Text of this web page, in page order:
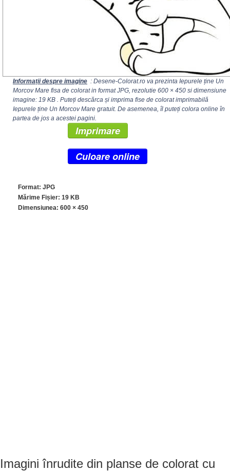
Informații despre imagine : Desene-Colorat.ro va prezinta Iepurele ține Un
Morcov Mare fisa de colorat in format JPG, rezolutie 600 × 450 si dimensiune
imagine: 19 KB . Puteți descărca și imprima fise de colorat imprimabilă
Iepurele ține Un Morcov Mare gratuit. De asemenea, îl puteți colora online în
partea de jos a acestei pagini.
Imprimare
Culoare online
Format: JPG
Mărime Fișier: 19 KB
Dimensiunea: 600 × 450
Imagini înrudite din planse de colorat cu